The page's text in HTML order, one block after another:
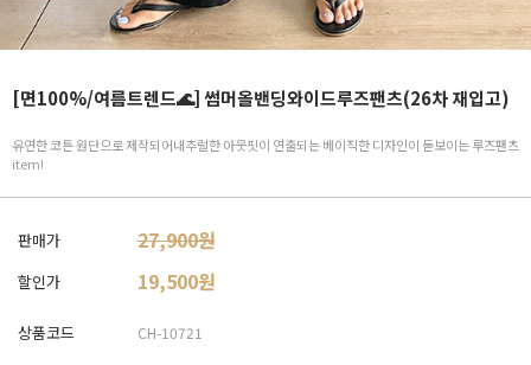
[면100%/여름트렌드🌊] 썸머올밴딩와이드루즈팬츠(26차 재입고)
유연한 코튼 원단으로 제작되어내추럴한 아웃핏이 연출되는 베이직한 디자인이 돋보이는 루즈팬츠
item!
판매가 27,900원
할인가 19,500원
상품코드 CH-10721